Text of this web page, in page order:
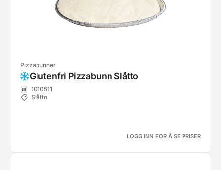
Pizzabunner
Glutenfri Pizzabunn Slåtto
1010511
Slåtto
LOGG INN FOR Å SE PRISER